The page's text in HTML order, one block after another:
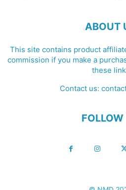
ABOUT
This site contains product
commission if you make a
these
Contact us:
FOLLOW